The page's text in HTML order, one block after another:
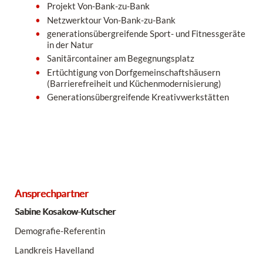
Projekt Von-Bank-zu-Bank
Netzwerktour Von-Bank-zu-Bank
generationsübergreifende Sport- und Fitnessgeräte
in der Natur
Sanitärcontainer am Begegnungsplatz
Ertüchtigung von Dorfgemeinschaftshäusern
(Barrierefreiheit und Küchenmodernisierung)
Generationsübergreifende Kreativwerkstätten
Ansprechpartner
Sabine Kosakow-Kutscher
Demografie-Referentin
Landkreis Havelland